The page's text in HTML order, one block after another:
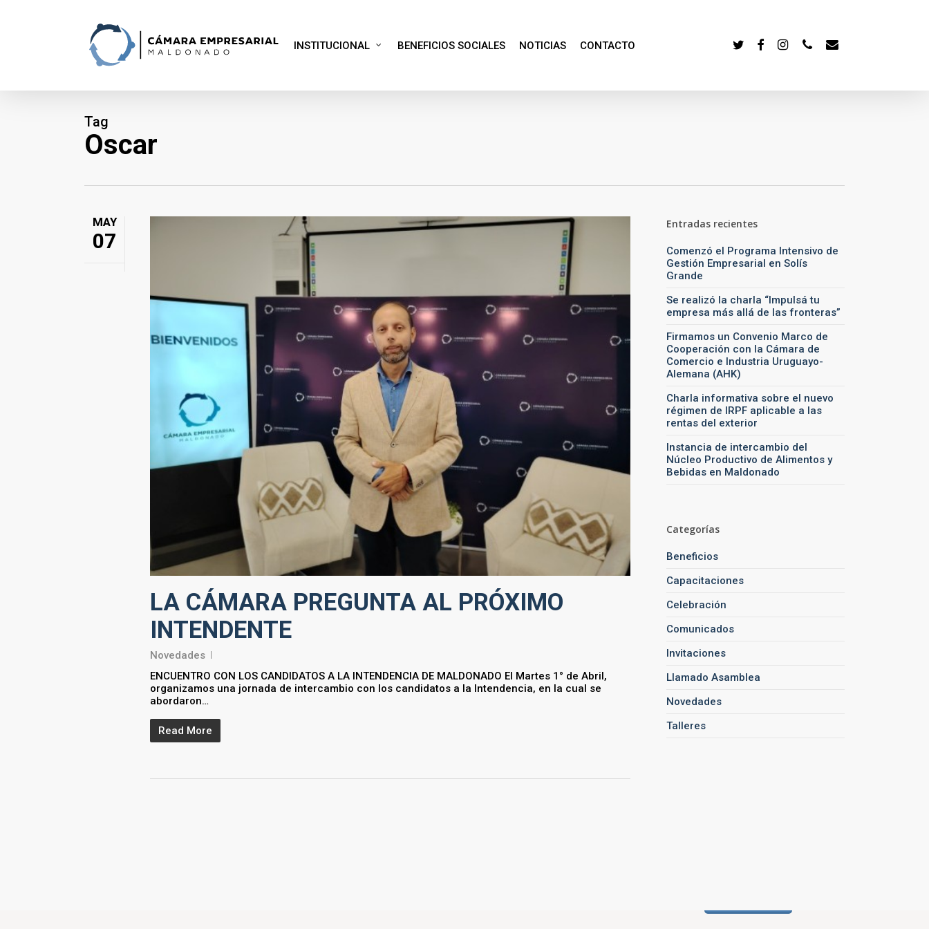
INSTITUCIONAL BENEFICIOS SOCIALES NOTICIAS CONTACTO TWITTERFACEBOOKINSTAGRAM
PHONEEMAIL
Tag
Oscar
MAY
07
LA CÁMARA PREGUNTA AL PRÓXIMO
INTENDENTE
Novedades
ENCUENTRO CON LOS CANDIDATOS A LA INTENDENCIA DE MALDONADO El Martes 1° de Abril,
organizamos una jornada de intercambio con los candidatos a la Intendencia, en la cual se
abordaron…
Read More
Entradas recientes
Comenzó el Programa Intensivo de
Gestión Empresarial en Solís
Grande
Se realizó la charla “Impulsá tu
empresa más allá de las fronteras”
Firmamos un Convenio Marco de
Cooperación con la Cámara de
Comercio e Industria Uruguayo-
Alemana (AHK)
Charla informativa sobre el nuevo
régimen de IRPF aplicable a las
rentas del exterior
Instancia de intercambio del
Núcleo Productivo de Alimentos y
Bebidas en Maldonado
Categorías
Beneficios
Capacitaciones
Celebración
Comunicados
Invitaciones
Llamado Asamblea
Novedades
Talleres